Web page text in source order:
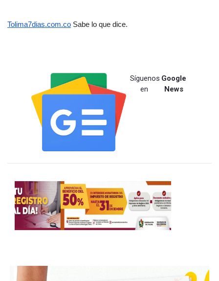
Tolima7dias.com.co Sabe lo que dice.
Síguenos
en
Google
News